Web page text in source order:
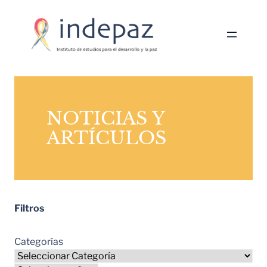
NOTICIAS Y
ARTÍCULOS
Filtros
Categorías